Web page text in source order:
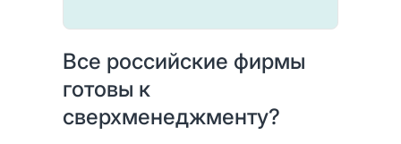
Все российские фирмы
готовы к
сверхменеджменту?